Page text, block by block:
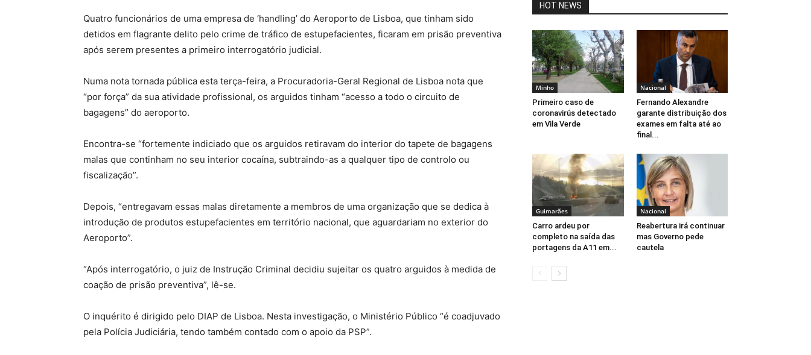
Quatro funcionários de uma empresa de ‘handling’ do Aeroporto de Lisboa, que tinham sido
detidos em flagrante delito pelo crime de tráfico de estupefacientes, ficaram em prisão preventiva
após serem presentes a primeiro interrogatório judicial.
Numa nota tornada pública esta terça-feira, a Procuradoria-Geral Regional de Lisboa nota que
“por força” da sua atividade profissional, os arguidos tinham “acesso a todo o circuito de
bagagens” do aeroporto.
Encontra-se “fortemente indiciado que os arguidos retiravam do interior do tapete de bagagens
malas que continham no seu interior cocaína, subtraindo-as a qualquer tipo de controlo ou
fiscalização”.
Depois, “entregavam essas malas diretamente a membros de uma organização que se dedica à
introdução de produtos estupefacientes em território nacional, que aguardariam no exterior do
Aeroporto”.
“Após interrogatório, o juiz de Instrução Criminal decidiu sujeitar os quatro arguidos à medida de
coação de prisão preventiva”, lê-se.
O inquérito é dirigido pelo DIAP de Lisboa. Nesta investigação, o Ministério Público “é coadjuvado
pela Polícia Judiciária, tendo também contado com o apoio da PSP”.
HOT NEWS
Minho
Primeiro caso de
coronavirús detectado
em Vila Verde
Nacional
Fernando Alexandre
garante distribuição dos
exames em falta até ao
final...
Guimarães
Carro ardeu por
completo na saída das
portagens da A11 em...
Nacional
Reabertura irá continuar
mas Governo pede
cautela